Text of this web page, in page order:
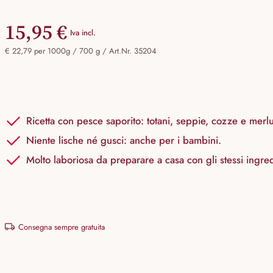
15,95 € Iva incl.
€ 22,79 per 1000g / 700 g / Art.Nr. 35204
Ricetta con pesce saporito: totani, seppie, cozze e
Niente lische né gusci: anche per i bambini.
Molto laboriosa da preparare a casa con gli stessi
Consegna sempre gratuita